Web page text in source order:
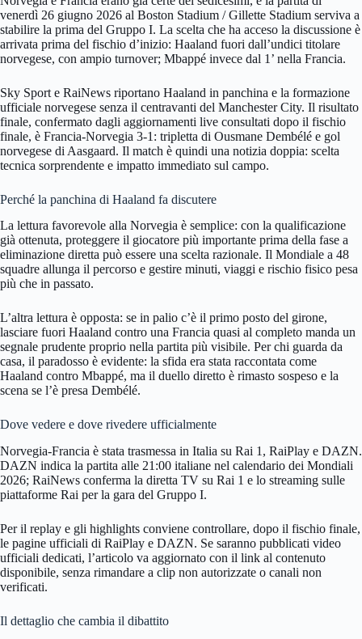
venerdì 26 giugno 2026 al Boston Stadium / Gillette Stadium serviva a
stabilire la prima del Gruppo I. La scelta che ha acceso la discussione è
arrivata prima del fischio d’inizio: Haaland fuori dall’undici titolare
norvegese, con ampio turnover; Mbappé invece dal 1’ nella Francia.
Sky Sport e RaiNews riportano Haaland in panchina e la formazione
ufficiale norvegese senza il centravanti del Manchester City. Il risultato
finale, confermato dagli aggiornamenti live consultati dopo il fischio
finale, è Francia-Norvegia 3-1: tripletta di Ousmane Dembélé e gol
norvegese di Aasgaard. Il match è quindi una notizia doppia: scelta
tecnica sorprendente e impatto immediato sul campo.
Perché la panchina di Haaland fa discutere
La lettura favorevole alla Norvegia è semplice: con la qualificazione
già ottenuta, proteggere il giocatore più importante prima della fase a
eliminazione diretta può essere una scelta razionale. Il Mondiale a 48
squadre allunga il percorso e gestire minuti, viaggi e rischio fisico pesa
più che in passato.
L’altra lettura è opposta: se in palio c’è il primo posto del girone,
lasciare fuori Haaland contro una Francia quasi al completo manda un
segnale prudente proprio nella partita più visibile. Per chi guarda da
casa, il paradosso è evidente: la sfida era stata raccontata come
Haaland contro Mbappé, ma il duello diretto è rimasto sospeso e la
scena se l’è presa Dembélé.
Dove vedere e dove rivedere ufficialmente
Norvegia-Francia è stata trasmessa in Italia su Rai 1, RaiPlay e DAZN.
DAZN indica la partita alle 21:00 italiane nel calendario dei Mondiali
2026; RaiNews conferma la diretta TV su Rai 1 e lo streaming sulle
piattaforme Rai per la gara del Gruppo I.
Per il replay e gli highlights conviene controllare, dopo il fischio finale,
le pagine ufficiali di RaiPlay e DAZN. Se saranno pubblicati video
ufficiali dedicati, l’articolo va aggiornato con il link al contenuto
disponibile, senza rimandare a clip non autorizzate o canali non
verificati.
Il dettaglio che cambia il dibattito